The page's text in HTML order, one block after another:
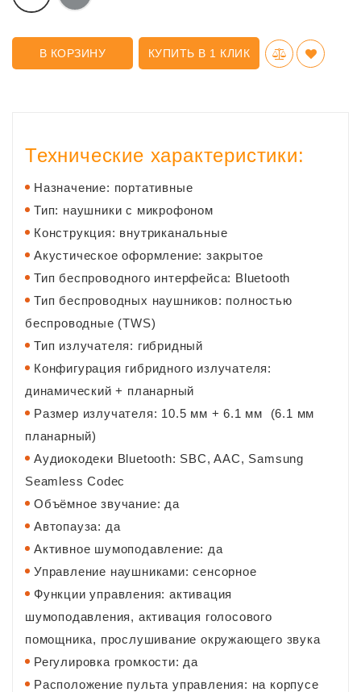
В КОРЗИНУ КУПИТЬ В 1 КЛИК
Технические характеристики:
Назначение: портативные
Тип: наушники с микрофоном
Конструкция: внутриканальные
Акустическое оформление: закрытое
Тип беспроводного интерфейса: Bluetooth
Тип беспроводных наушников: полностью
беспроводные (TWS)
Тип излучателя: гибридный
Конфигурация гибридного излучателя:
динамический + планарный
Размер излучателя: 10.5 мм + 6.1 мм (6.1 мм
планарный)
Аудиокодеки Bluetooth: SBC, AAC, Samsung
Seamless Codec
Объёмное звучание: да
Автопауза: да
Активное шумоподавление: да
Управление наушниками: сенсорное
Функции управления: активация
шумоподавления, активация голосового
помощника, прослушивание окружающего звука
Регулировка громкости: да
Расположение пульта управления: на корпусе